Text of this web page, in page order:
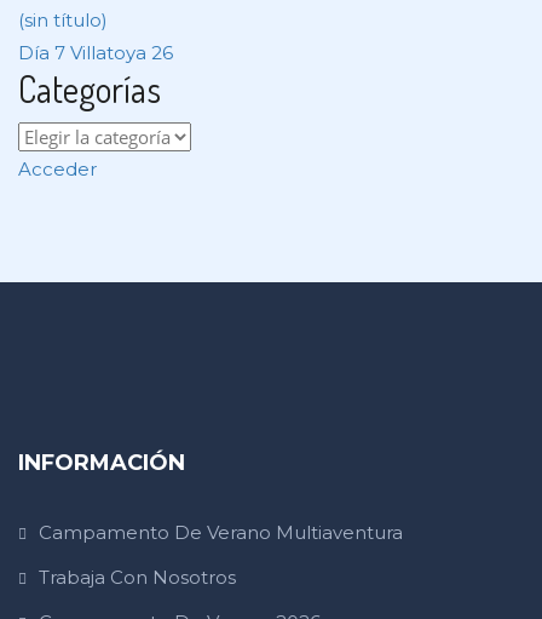
(sin título)
Día 7 Villatoya 26
Categorías
Categorías
Acceder
INFORMACIÓN
Campamento De Verano Multiaventura
Trabaja Con Nosotros